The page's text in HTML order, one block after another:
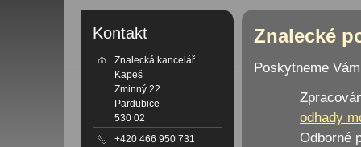
Znalecké
Poskytneme
odhady
Odborné
Kontakt
Znalecká kancelář
Kapeš
Zminný 22
Pardubice
530 02
+420 466 950 731